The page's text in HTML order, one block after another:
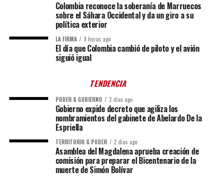
Colombia reconoce la soberanía de Marruecos
sobre el Sáhara Occidental y da un giro a su
política exterior
LA FIRMA 9 horas ago
El día que Colombia cambió de piloto y el avión
siguió igual
TENDENCIA
PODER & GOBIERNO 2 días ago
Gobierno expide decreto que agiliza los
nombramientos del gabinete de Abelardo De la
Espriella
TERRITORIO & PODER 2 días ago
Asamblea del Magdalena aprueba creación de
comisión para preparar el Bicentenario de la
muerte de Simón Bolívar